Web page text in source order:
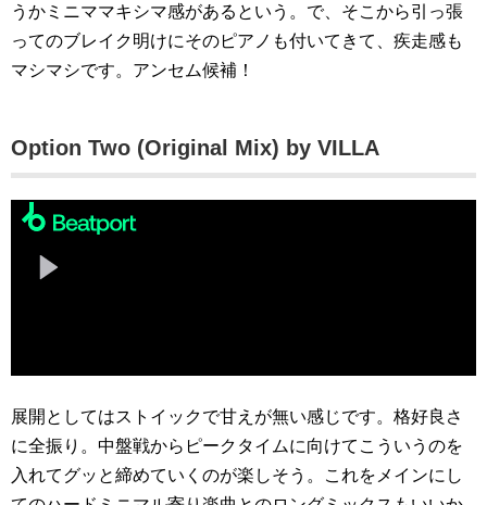
うかミニママキシマ感があるという。で、そこから引っ張
ってのブレイク明けにそのピアノも付いてきて、疾走感も
マシマシです。アンセム候補！
Option Two (Original Mix) by VILLA
展開としてはストイックで甘えが無い感じです。格好良さ
に全振り。中盤戦からピークタイムに向けてこういうのを
入れてグッと締めていくのが楽しそう。これをメインにし